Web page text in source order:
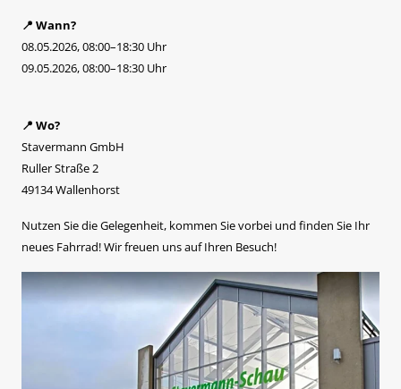
📍 Wann?
08.05.2026, 08:00–18:30 Uhr
09.05.2026, 08:00–18:30 Uhr
📍 Wo?
Stavermann GmbH
Ruller Straße 2
49134 Wallenhorst
Nutzen Sie die Gelegenheit, kommen Sie vorbei und finden Sie Ihr
neues Fahrrad! Wir freuen uns auf Ihren Besuch!